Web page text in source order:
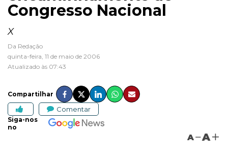
Congresso Nacional
X
Da Redação
quinta-feira, 11 de maio de 2006
Atualizado às 07:43
Compartilhar
Comentar
Siga-nos
no
A A